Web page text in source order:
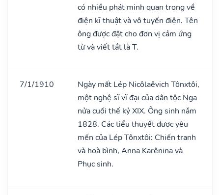
có nhiều phát minh quan trọng về
điện kĩ thuật và vô tuyến điện. Tên
ông được đặt cho đơn vị cảm ứng
từ và viết tắt là T.
7/1/1910
Ngày mất Lép Nicôlaêvich Tônxtôi,
một nghệ sĩ vĩ đại của dân tộc Nga
nửa cuối thế kỷ XIX. Ông sinh nǎm
1828. Các tiểu thuyết được yêu
mến của Lép Tônxtôi: Chiến tranh
và hoà bình, Anna Karênina và
Phục sinh.